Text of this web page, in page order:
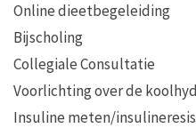
Online dieetbegeleiding
Bijscholing
Collegiale Consultatie
Voorlichting over de
Insuline meten/